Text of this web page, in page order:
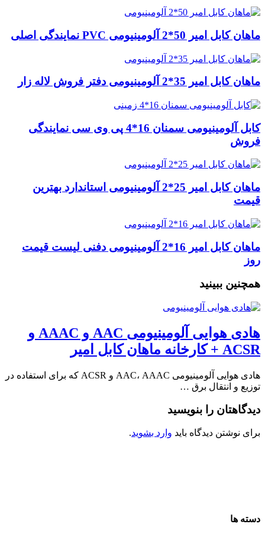
ماهان کابل امیر 50*2 آلومینیومی PVC نمایندگی اصلی
ماهان کابل امیر 35*2 آلومینیومی دفتر فروش لاله زار
کابل آلومینیومی سمنان 16*4 پی وی سی نمایندگی
فروش
ماهان کابل امیر 25*2 آلومینیومی استاندارد بهترین
قیمت
ماهان کابل امیر 16*2 آلومینیومی دفنی لیست قیمت
روز
همچنین ببینید
هادی هوایی آلومینیومی AAC و AAAC و
ACSR + کارخانه ماهان کابل امیر
هادی هوایی آلومینیومی AAC، AAAC و ACSR که برای استفاده در
توزیع و انتقال برق …
دیدگاهتان را بنویسید
برای نوشتن دیدگاه باید وارد بشوید.
دسته ها